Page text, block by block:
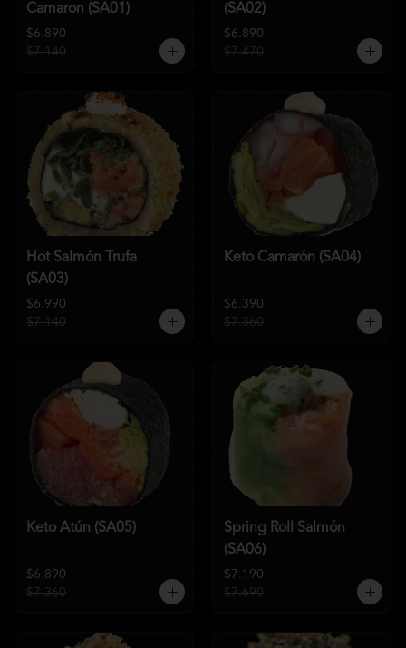
Camaron (SA01)
$6.890
$7.140
(SA02)
$6.890
$7.470
Hot Salmón Trufa
(SA03)
$6.990
$7.140
Keto Camarón (SA04)
$6.390
$7.360
Keto Atún (SA05)
$6.890
$7.360
Spring Roll Salmón
(SA06)
$7.190
$7.690